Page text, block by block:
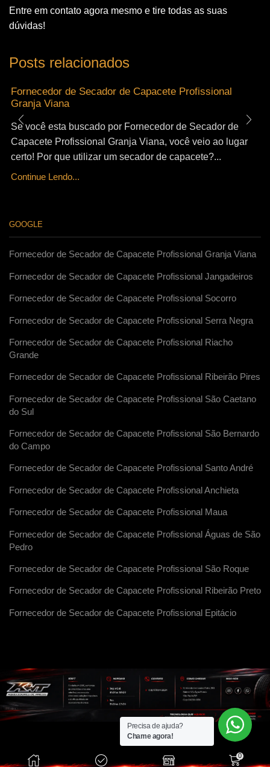
Entre em contato agora mesmo e tire todas as suas
dúvidas!
Posts relacionados
Fornecedor de Secador de Capacete Profissional
Granja Viana
Se você esta buscado por Fornecedor de Secador de
Capacete Profissional Granja Viana, você veio ao lugar
certo! Por que utilizar um secador de capacete?...
Continue Lendo...
GOOGLE
Fornecedor de Secador de Capacete Profissional Granja Viana
Fornecedor de Secador de Capacete Profissional Jangadeiros
Fornecedor de Secador de Capacete Profissional Socorro
Fornecedor de Secador de Capacete Profissional Serra Negra
Fornecedor de Secador de Capacete Profissional Riacho
Grande
Fornecedor de Secador de Capacete Profissional Ribeirão Pires
Fornecedor de Secador de Capacete Profissional São Caetano
do Sul
Fornecedor de Secador de Capacete Profissional São Bernardo
do Campo
Fornecedor de Secador de Capacete Profissional Santo André
Fornecedor de Secador de Capacete Profissional Anchieta
Fornecedor de Secador de Capacete Profissional Maua
Fornecedor de Secador de Capacete Profissional Águas de São
Pedro
Fornecedor de Secador de Capacete Profissional São Roque
Fornecedor de Secador de Capacete Profissional Ribeirão Preto
Fornecedor de Secador de Capacete Profissional Epitácio
0
Precisa de ajuda?
Chame agora!